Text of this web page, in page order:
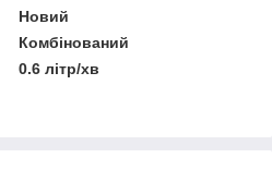
Новий
Комбінований
0.6 літр/хв